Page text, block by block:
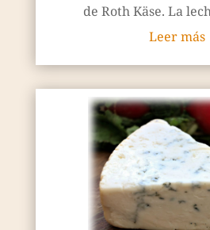
de Roth Käse. La
Leer más